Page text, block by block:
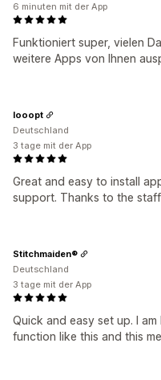
Funktioniert super, vielen
weitere Apps von Ihnen
6 minuten mit der App
Great and easy to install
support. Thanks to the
looopt
Deutschland
3 tage mit der App
Quick and easy set up. I
function like this and this
Stitchmaiden®
Deutschland
3 tage mit der App